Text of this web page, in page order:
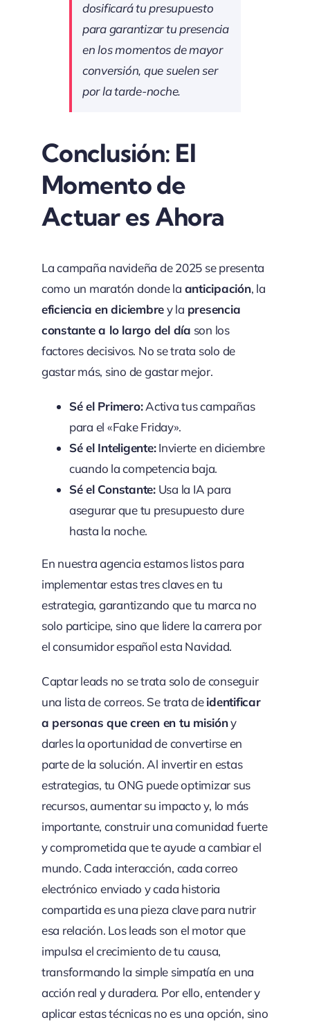
dosificará tu presupuesto
para garantizar tu presencia
en los momentos de mayor
conversión, que suelen ser
por la tarde-noche.
Conclusión: El
Momento de
Actuar es Ahora
La campaña navideña de 2025 se presenta
como un maratón donde la anticipación, la
eficiencia en diciembrey la presencia
constante a lo largo del día son los
factores decisivos. No se trata solo de
gastar más, sino de gastar mejor.
Sé el Primero:Activa tus campañas
para el «Fake Friday».
Sé el Inteligente:Invierte en diciembre
cuando la competencia baja.
Sé el Constante:Usa la IA para
asegurar que tu presupuesto dure
hasta la noche.
En nuestra agencia estamos listos para
implementar estas tres claves en tu
estrategia, garantizando que tu marca no
solo participe, sino que lidere la carrera por
el consumidor español esta Navidad.
Captar leads no se trata solo de conseguir
una lista de correos. Se trata deidentificar
a personas que creen en tu misióny
darles la oportunidad de convertirse en
parte de la solución. Al invertir en estas
estrategias, tu ONG puede optimizar sus
recursos, aumentar su impacto y, lo más
importante, construir una comunidad fuerte
y comprometida que te ayude a cambiar el
mundo. Cada interacción, cada correo
electrónico enviado y cada historia
compartida es una pieza clave para nutrir
esa relación. Los leads son el motor que
impulsa el crecimiento de tu causa,
transformando la simple simpatía en una
acción real y duradera. Por ello, entender y
aplicar estas técnicas no es una opción, sino